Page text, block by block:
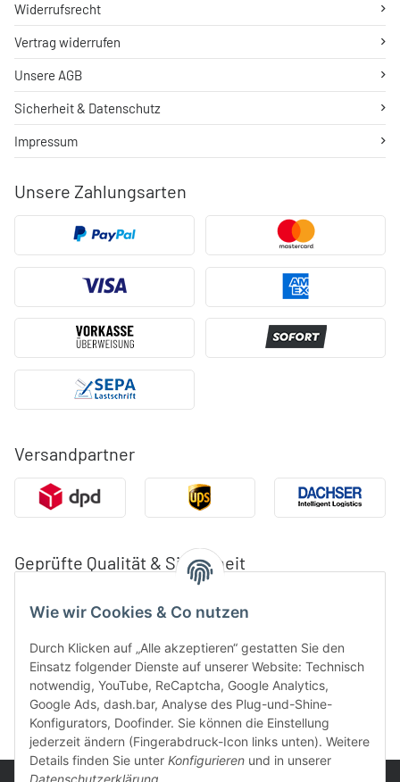
Wie wir Cookies & Co nutzen
Durch Klicken auf „Alle akzeptieren“ gestatten Sie den
Einsatz folgender Dienste auf unserer Website: Technisch
notwendig, YouTube, ReCaptcha, Google Analytics,
Google Ads, dash.bar, Analyse des Plug-und-Shine-
Konfigurators, Doofinder. Sie können die Einstellung
jederzeit ändern (Fingerabdruck-Icon links unten). Weitere
Details finden Sie unter Konfigurieren und in unserer
Unsere Zahlungsarten
Versandpartner
Geprüfte Qualität & Sicherheit
Widerrufsrecht
Vertrag widerrufen
Unsere AGB
Sicherheit & Datenschutz
Impressum